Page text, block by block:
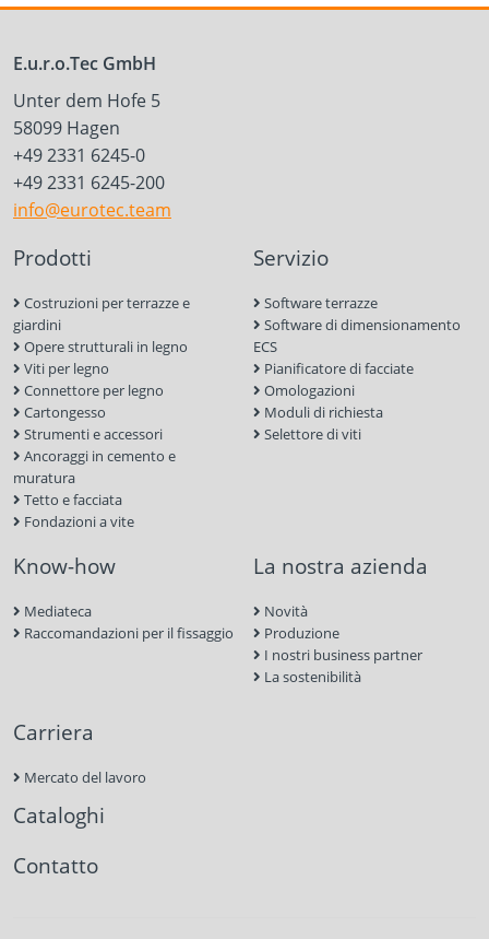
E.u.r.o.Tec GmbH
Unter dem Hofe 5
58099 Hagen
+49 2331 6245-0
+49 2331 6245-200
info@eurotec.team
Prodotti
Costruzioni per terrazze e
giardini
Opere strutturali in legno
Viti per legno
Connettore per legno
Cartongesso
Strumenti e accessori
Ancoraggi in cemento e
muratura
Tetto e facciata
Fondazioni a vite
Servizio
Software terrazze
Software di dimensionamento
ECS
Pianificatore di facciate
Omologazioni
Moduli di richiesta
Selettore di viti
Know-how
Mediateca
Raccomandazioni per il fissaggio
La nostra azienda
Novità
Produzione
I nostri business partner
La sostenibilità
Carriera
Mercato del lavoro
Cataloghi
Contatto